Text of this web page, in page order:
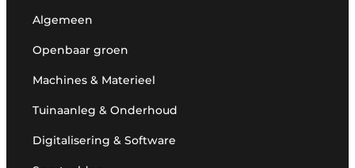
Algemeen
Openbaar groen
Machines & Materieel
Tuinaanleg & Onderhoud
Digitalisering & Software